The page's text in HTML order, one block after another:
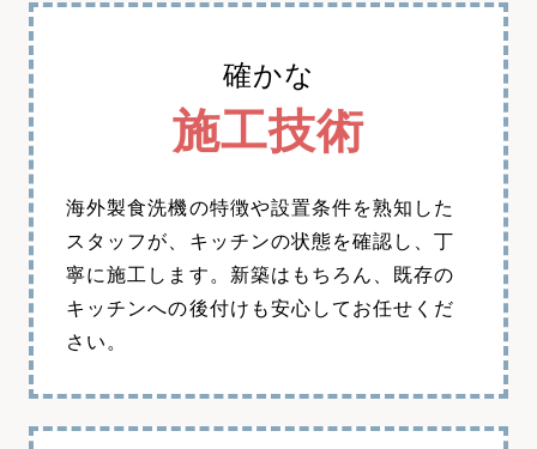
確かな
施工技術
海外製食洗機の特徴や設置条件を熟知した
スタッフが、キッチンの状態を確認し、丁
寧に施工します。新築はもちろん、既存の
キッチンへの後付けも安心してお任せくだ
さい。